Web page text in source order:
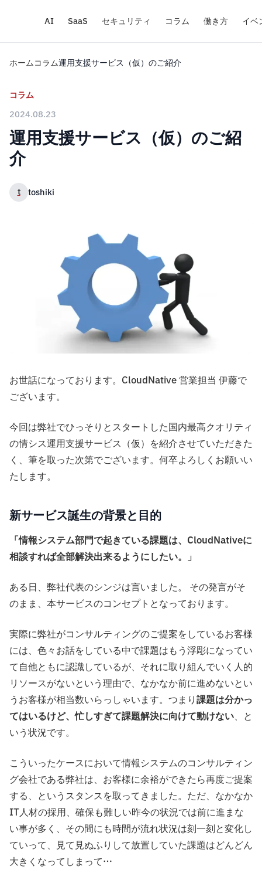
AI SaaS セキュリティ コラム 働き方 イベ
ホームコラム運用支援サービス（仮）のご紹介
コラム
2024.08.23
運用支援サービス（仮）のご紹
介
t toshiki
お世話になっております。CloudNative 営業担当 伊藤で
ございます。
今回は弊社でひっそりとスタートした国内最高クオリティ
の情シス運用支援サービス（仮）を紹介させていただきた
く、筆を取った次第でございます。何卒よろしくお願いい
たします。
新サービス誕生の背景と目的
「情報システム部門で起きている課題は、CloudNativeに
相談すれば全部解決出来るようにしたい。」
ある日、弊社代表のシンジは言いました。 その発言がそ
のまま、本サービスのコンセプトとなっております。
実際に弊社がコンサルティングのご提案をしているお客様
には、色々お話をしている中で課題はもう浮彫になってい
て自他ともに認識しているが、それに取り組んでいく人的
リソースがないという理由で、なかなか前に進めないとい
うお客様が相当数いらっしゃいます。つまり課題は分かっ
てはいるけど、忙しすぎて課題解決に向けて動けない、と
いう状況です。
こういったケースにおいて情報システムのコンサルティン
グ会社である弊社は、お客様に余裕ができたら再度ご提案
する、というスタンスを取ってきました。ただ、なかなか
IT人材の採用、確保も難しい昨今の状況では前に進まな
い事が多く、その間にも時間が流れ状況は刻一刻と変化し
ていって、見て見ぬふりして放置していた課題はどんどん
大きくなってしまって…